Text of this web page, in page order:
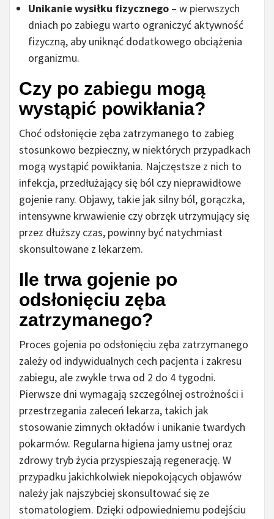
Unikanie wysiłku fizycznego – w pierwszych
dniach po zabiegu warto ograniczyć aktywność
fizyczną, aby uniknąć dodatkowego obciążenia
organizmu.
Czy po zabiegu mogą
wystąpić powikłania?
Choć odsłonięcie zęba zatrzymanego to zabieg
stosunkowo bezpieczny, w niektórych przypadkach
mogą wystąpić powikłania. Najczęstsze z nich to
infekcja, przedłużający się ból czy nieprawidłowe
gojenie rany. Objawy, takie jak silny ból, gorączka,
intensywne krwawienie czy obrzęk utrzymujący się
przez dłuższy czas, powinny być natychmiast
skonsultowane z lekarzem.
Ile trwa gojenie po
odsłonięciu zęba
zatrzymanego?
Proces gojenia po odsłonięciu zęba zatrzymanego
zależy od indywidualnych cech pacjenta i zakresu
zabiegu, ale zwykle trwa od 2 do 4 tygodni.
Pierwsze dni wymagają szczególnej ostrożności i
przestrzegania zaleceń lekarza, takich jak
stosowanie zimnych okładów i unikanie twardych
pokarmów. Regularna higiena jamy ustnej oraz
zdrowy tryb życia przyspieszają regenerację. W
przypadku jakichkolwiek niepokojących objawów
należy jak najszybciej skonsultować się ze
stomatologiem. Dzięki odpowiedniemu podejściu